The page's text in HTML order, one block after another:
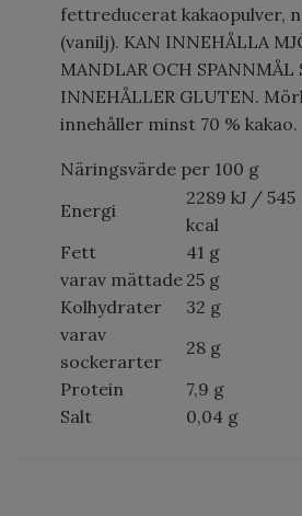
fettreducerat kakaopulver,
(vanilj). KAN INNEHÅLLA
MANDLAR OCH SPANNMÅL
INNEHÅLLER GLUTEN.
innehåller minst 70 % kakao.
Näringsvärde per 100 g
Energi
2289 kJ / 545
kcal
Fett
41 g
varav mättade 25 g
Kolhydrater
32 g
varav
sockerarter
28 g
Protein
7,9 g
Salt
0,04 g